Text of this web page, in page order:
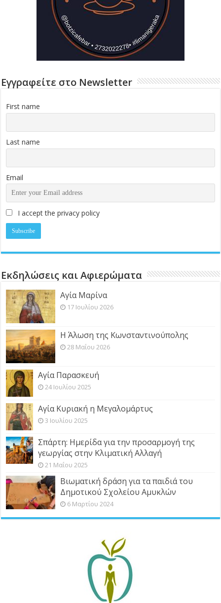
Εγγραφείτε στο Newsletter
First name
Last name
Email
I accept the privacy policy
Εκδηλώσεις και Αφιερώματα
Αγία Μαρίνα
17 Ιουλίου 2026
Η Άλωση της Κωνσταντινούπολης
28 Μαΐου 2026
Αγία Παρασκευή
24 Ιουλίου 2025
Αγία Κυριακή η Μεγαλομάρτυς
3 Ιουλίου 2025
Σπάρτη: Ημερίδα για την προσαρμογή της
γεωργίας στην Κλιματική Αλλαγή
21 Μαΐου 2025
Βιωματική δράση για τα παιδιά του
Δημοτικού Σχολείου Αμυκλών
6 Μαρτίου 2024